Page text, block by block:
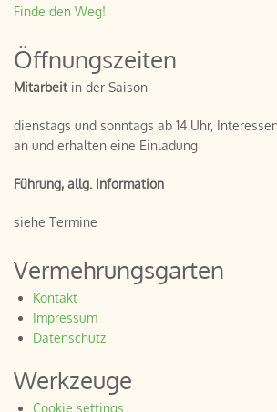
Finde den Weg!
Öffnungszeiten
Mitarbeit in der Saison
dienstags und sonntags ab 14 Uhr,
an und erhalten eine Einladung
Führung, allg. Information
siehe Termine
Vermehrungsgarten
Kontakt
Impressum
Datenschutz
Werkzeuge
Cookie settings